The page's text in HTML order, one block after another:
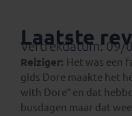
Laatste
Vertrekdatum: 09/
Reiziger: Het was een
gids Dore maakte het
with Dore” en dat
busdagen maar dat